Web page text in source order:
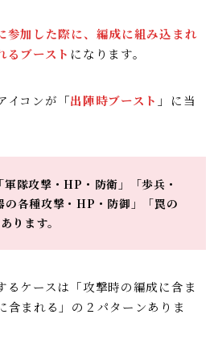
参加した際に、編成に組み込まれ
るブースト になります。
イコンが 「出陣時ブースト 」
に当
隊攻撃・HP・防衛」「歩兵・
の各種攻撃・HP・防御」「罠の
ります。
るケースは「攻撃時の編成に含ま
含まれる」の２パターンありま